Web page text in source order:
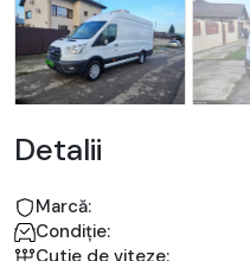
Detalii
Marcă:
Condiție:
Cutie de viteze: